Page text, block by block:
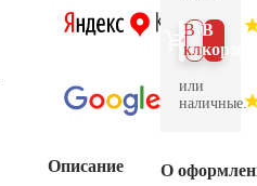
Описание
В
В 1
клик
или
наличные.
О